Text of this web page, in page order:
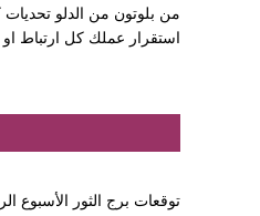
من بلوتون من الدلو تحديات
استقرار عملك كل ارتباط
توقعات برج الثور الأسبوع